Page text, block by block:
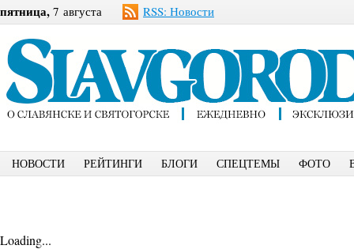
пятница, 7 августа RSS: Новости
НОВОСТИ РЕЙТИНГИ БЛОГИ СПЕЦТЕМЫ ФОТО
Loading...